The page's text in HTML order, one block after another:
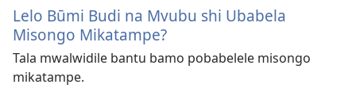
Lelo Būmi Budi na Mvubu shi Ubabela
Misongo Mikatampe?
Tala mwalwidile bantu bamo pobabelele misongo
mikatampe.